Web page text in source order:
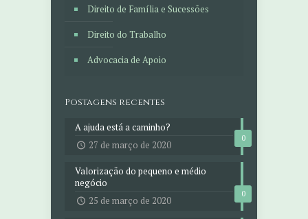
Direito de Família e Sucessões
Direito do Trabalho
Advocacia de Apoio
Postagens recentes
0
A ajuda está a caminho?
27 de março de 2020
0
Valorização do pequeno e médio
negócio
25 de março de 2020